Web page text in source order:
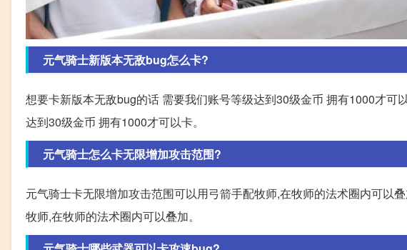
元气骑士新版本无敌bug怎么卡?
想要卡新版本无敌bug的话 需要我们账号等级达到30级金币 拥有1000才可
达到30级金币 拥有1000才可以卡。
元气骑士怎么卡无限增加攻击范围?
元气骑士卡无限增加攻击范围可以用弓箭手配牧师,在牧师的法术圈内可以
牧师,在牧师的法术圈内可以叠加。